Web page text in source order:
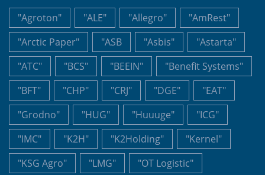
"Agroton" "ALE" "Allegro"
"AmRest"
"Arctic Paper"
"ASB "Asbis"
"Astarta"
"ATC"
"BCS" "BEEIN"
"Benefit Systems"
"BFT"
"CHP" "CRJ" "DGE"
"EAT"
"Grodno"
"HUG" "Huuuge"
"ICG"
"IMC"
"K2H" "K2Holding"
"Kernel"
"KSG Agro"
"LMG"
"OT Logistic"